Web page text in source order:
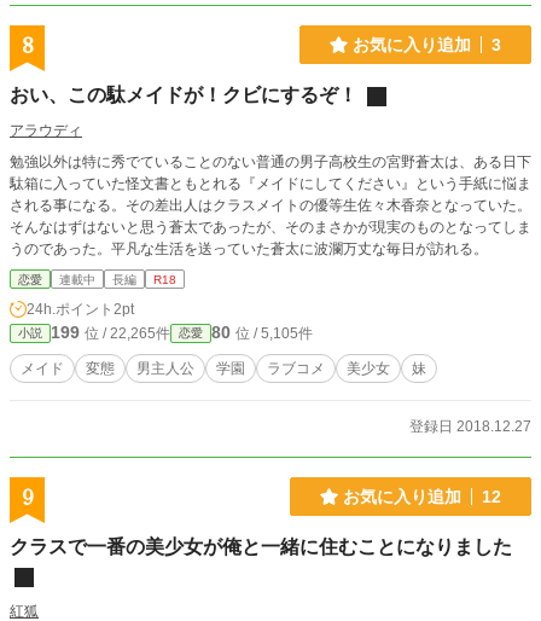
8 お気に入り追加 3
おい、この駄メイドが！クビにするぞ！
アラウディ
勉強以外は特に秀でていることのない普通の男子高校生の宮野蒼太は、ある日下
駄箱に入っていた怪文書ともとれる『メイドにしてください』という手紙に悩ま
される事になる。その差出人はクラスメイトの優等生佐々木香奈となっていた。
そんなはずはないと思う蒼太であったが、そのまさかが現実のものとなってしま
うのであった。平凡な生活を送っていた蒼太に波瀾万丈な毎日が訪れる。
恋愛 連載中 長編 R18
24h.ポイント 2pt
小説 199 位 / 22,265件 恋愛 80 位 / 5,105件
メイド 変態 男主人公 学園 ラブコメ 美少女 妹
登録日 2018.12.27
9 お気に入り追加 12
クラスで一番の美少女が俺と一緒に住むことになりました
紅狐